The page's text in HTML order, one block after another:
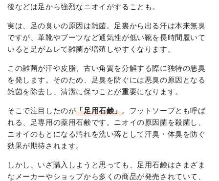
後などは足から強烈なニオイがすることも。
実は、足の臭いの原因は雑菌。足裏から出る汗は本来無臭
ですが、革靴やブーツなど通気性が低い靴を長時間履いて
いると足がムレて雑菌が増殖しやすくなります。
この雑菌が汗や皮脂、古い角質を分解する際に独特の悪臭
を発します。そのため、足臭を防ぐには悪臭の原因となる
雑菌を除去し、清潔に保つことが重要になります。
そこで注目したのが「足用石鹸」。フットソープとも呼ば
れる、足専用の薬用石鹸です。ニオイの原因菌を殺菌し、
ニオイのもとになる汚れを洗い落として汗臭・体臭を防ぐ
効果が期待されます。
しかし、いざ購入しようと思っても、足用石鹸はさまざま
なメーカーやショップから多くの商品が発売されていて、